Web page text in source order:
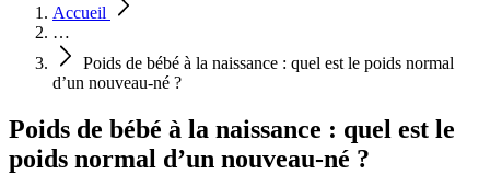
Accueil
…
Poids de bébé à la naissance : quel est le poids normal
d’un nouveau-né ?
Poids de bébé à la naissance : quel est le
poids normal d’un nouveau-né ?